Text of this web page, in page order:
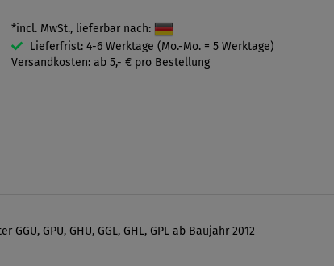
*incl. MwSt., lieferbar nach:
Lieferfrist: 4-6 Werktage (Mo.-Mo. = 5 Werktage)
Versandkosten: ab 5,- € pro Bestellung
GPU, GHU, GGL, GHL, GPL ab Baujahr 2012